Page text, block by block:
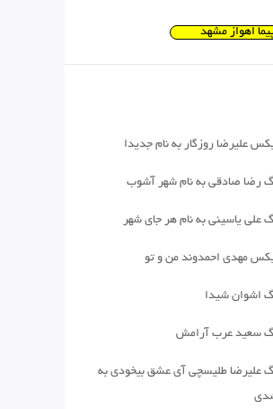
اهواز مشهد
علیرضا روزگار به نام جدیدا
رضا صادقی به نام شهر آشوب
علی یاسینی به نام هر جای شهر
مهدی احمدوند من و تو
اشوان شیدا
سعید عرب آرامش
علیرضا طلیسچی آی عشق بیخودی به